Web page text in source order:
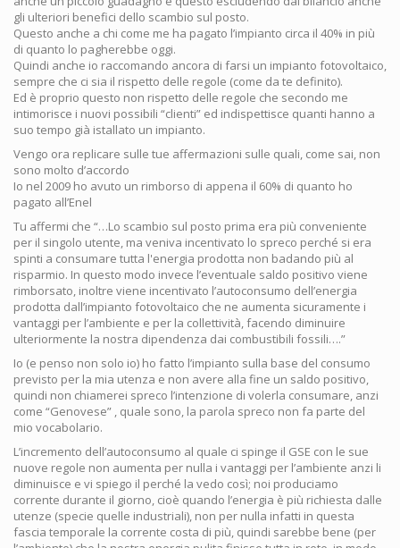
gli ulteriori benefici dello scambio sul posto.
Questo anche a chi come me ha pagato l’impianto circa il 40% in più
di quanto lo pagherebbe oggi.
Quindi anche io raccomando ancora di farsi un impianto fotovoltaico,
sempre che ci sia il rispetto delle regole (come da te definito).
Ed è proprio questo non rispetto delle regole che secondo me
intimorisce i nuovi possibili “clienti” ed indispettisce quanti hanno a
suo tempo già istallato un impianto.
Vengo ora replicare sulle tue affermazioni sulle quali, come sai, non
sono molto d’accordo
Io nel 2009 ho avuto un rimborso di appena il 60% di quanto ho
pagato all’Enel
Tu affermi che “…Lo scambio sul posto prima era più conveniente
per il singolo utente, ma veniva incentivato lo spreco perché si era
spinti a consumare tutta l'energia prodotta non badando più al
risparmio. In questo modo invece l’eventuale saldo positivo viene
rimborsato, inoltre viene incentivato l’autoconsumo dell’energia
prodotta dall’impianto fotovoltaico che ne aumenta sicuramente i
vantaggi per l’ambiente e per la collettività, facendo diminuire
ulteriormente la nostra dipendenza dai combustibili fossili….”
Io (e penso non solo io) ho fatto l’impianto sulla base del consumo
previsto per la mia utenza e non avere alla fine un saldo positivo,
quindi non chiamerei spreco l’intenzione di volerla consumare, anzi
come “Genovese” , quale sono, la parola spreco non fa parte del
mio vocabolario.
L’incremento dell’autoconsumo al quale ci spinge il GSE con le sue
nuove regole non aumenta per nulla i vantaggi per l’ambiente anzi li
diminuisce e vi spiego il perché la vedo così; noi produciamo
corrente durante il giorno, cioè quando l’energia è più richiesta dalle
utenze (specie quelle industriali), non per nulla infatti in questa
fascia temporale la corrente costa di più, quindi sarebbe bene (per